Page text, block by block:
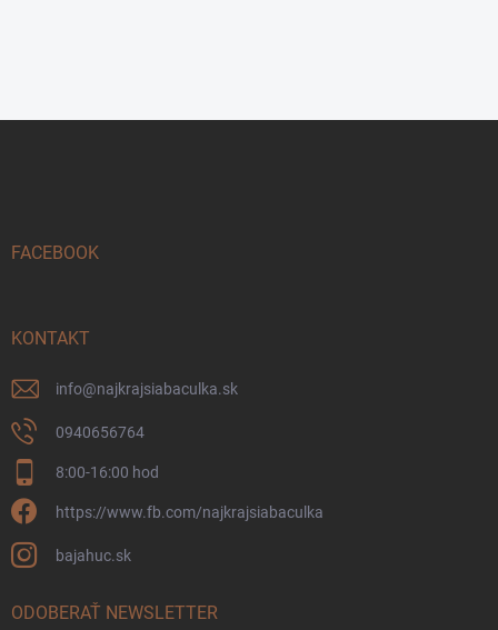
FACEBOOK
KONTAKT
info@najkrajsiabaculka.sk
0940656764
8:00-16:00 hod
https://www.fb.com/najkrajsiabaculka
bajahuc.sk
ODOBERAŤ NEWSLETTER